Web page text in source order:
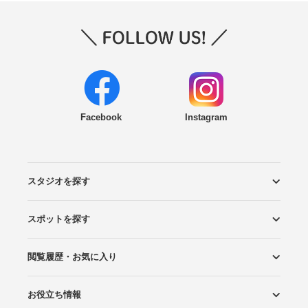
Facebook Instagram
スタジオを探す
エリアから探す
こだわりから探す
NEW PHOTO STYLE
プランから探す
フォトタイプ診断
フォトグラファーから探す
国内リゾートから探す
スポットを探す
ロケーションから探す
スタジオから探す
閲覧履歴・お気に入り
閲覧スタジオ
お気に入り
お役立ち情報